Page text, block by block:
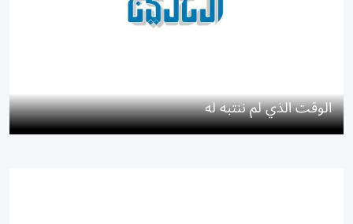
الوقت الذي لم ننتبه له